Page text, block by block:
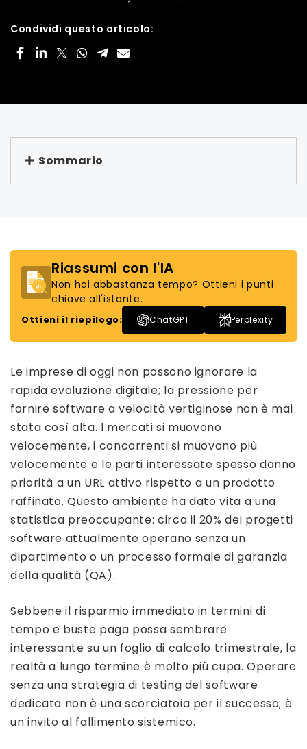
Condividi questo articolo:
Sommario
Riassumi con l'IA
Non hai abbastanza tempo? Ottieni i punti
chiave all'istante.
Ottieni il riepilogo: ChatGPT Perplexity
Le imprese di oggi non possono ignorare la
rapida evoluzione digitale; la pressione per
fornire software a velocità vertiginose non è mai
stata così alta. I mercati si muovono
velocemente, i concorrenti si muovono più
velocemente e le parti interessate spesso danno
priorità a un URL attivo rispetto a un prodotto
raffinato. Questo ambiente ha dato vita a una
statistica preoccupante: circa il 20% dei progetti
software attualmente operano senza un
dipartimento o un processo formale di garanzia
della qualità (QA).
Sebbene il risparmio immediato in termini di
tempo e buste paga possa sembrare
interessante su un foglio di calcolo trimestrale, la
realtà a lungo termine è molto più cupa. Operare
senza una strategia di testing del software
dedicata non è una scorciatoia per il successo; è
un invito al fallimento sistemico.